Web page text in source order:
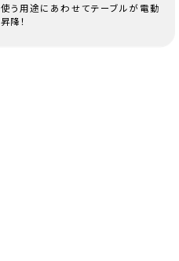
使う用途にあわせてテーブルが電動
昇降！